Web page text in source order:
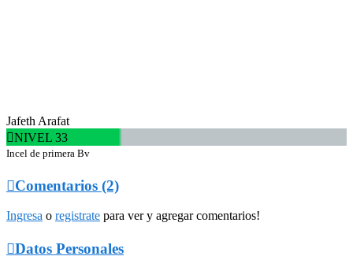
Jafeth Arafat
NIVEL 33
Incel de primera Bv
Comentarios (2)
Ingresa o registrate para ver y agregar comentarios!
Datos Personales